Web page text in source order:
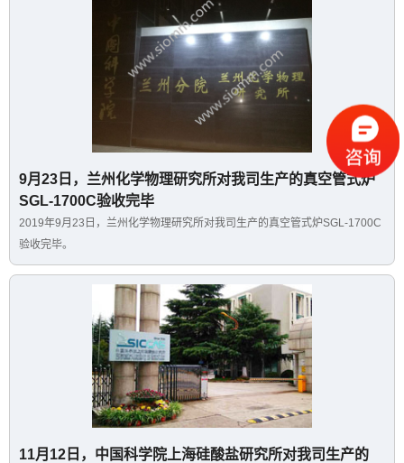
9月23日，兰州化学物理研究所对我司生产的真空管式炉
SGL-1700C验收完毕
2019年9月23日，兰州化学物理研究所对我司生产的真空管式炉SGL-1700C
验收完毕。
11月12日，中国科学院上海硅酸盐研究所对我司生产的